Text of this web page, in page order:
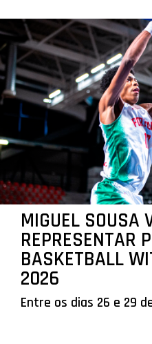
MIGUEL SOUSA
REPRESENTAR
BASKETBALL
2026
Entre os dias 26 e 29